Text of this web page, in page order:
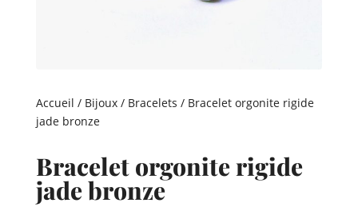
Accueil / Bijoux/ Bracelets / Bracelet orgonite rigide
jade bronze
Bracelet orgonite rigide
jade bronze